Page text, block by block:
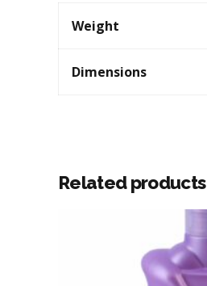
Weight
Dimensions
Related products